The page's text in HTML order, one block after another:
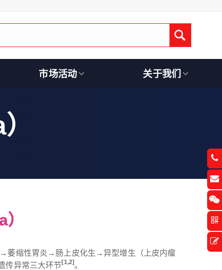
Submit
市场活动 关于我们
→萎缩性胃炎→肠上皮化生→异型增生（上皮内瘤
传异常三大环节[1,2]。